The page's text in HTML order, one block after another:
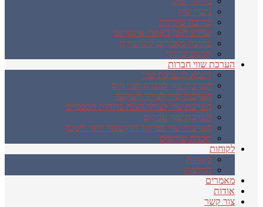
ניסויי שוק
כתיבה שיווקית
שדרוג תוכן באתרי אינטרנט
כתיבת מאמרים לתקשורת
תרגום שיווקי
הערכת שווי חברות
דוגמא להערכת שווי
הערכת שווי לחברה לפני גיוס
הערכות שווי לצורך השקעה
הערכת שווי לצורך הצגה בדוחות הכספיים
הערכת שווי עסקים
הערכות שווי במיקור חוץ עבור רואי חשבון
תכנית שותפים
לקוחות
לקוחות
המלצות
מאמרים
אודות
צור קשר